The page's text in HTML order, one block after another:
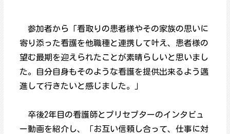
参加者から「看取りの患者様やその家族の思いに
寄り添った看護を他職種と連携して叶え、患者様の
望む最期を迎えられたことが素晴らしいと思いまし
た。自分自身もそのような看護を提供出来るよう邁
進して行きたいと感じました。」
卒後2年目の看護師とプリセプターのインタビュ
ー動画を紹介し、「お互い信頼し合って、仕事に対